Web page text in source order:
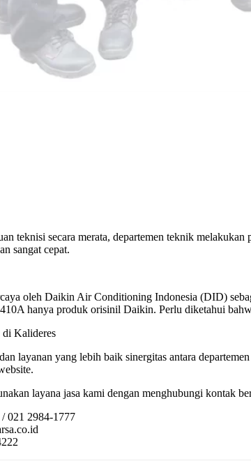
teknisi secara merata, departemen teknik
sangat cepat.
oleh Daikin Air Conditioning Indonesia (DID)
hanya produk orisinil Daikin. Perlu diketahui
layanan yang lebih baik sinergitas antara
layana jasa kami dengan menghubungi kontak
021 2984-1777